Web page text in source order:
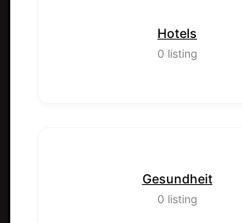
Hotels
0 listing
Gesundheit
0 listing